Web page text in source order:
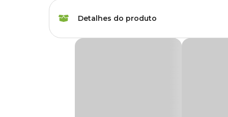
Gênero Unissex
Detalhes do produto